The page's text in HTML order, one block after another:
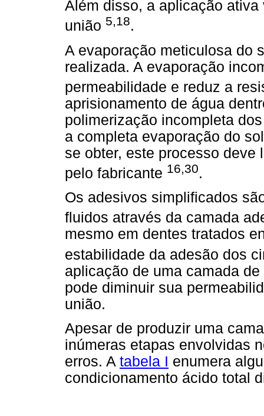
Além disso, a aplicação ativa
união 5,18.
A evaporação meticulosa do
realizada. A evaporação
permeabilidade e reduz a
aprisionamento de água
polimerização incompleta
a completa evaporação do
se obter, este processo deve
pelo fabricante 16,30.
Os adesivos simplificados
fluidos através da camada
mesmo em dentes tratados
estabilidade da adesão dos
aplicação de uma camada
pode diminuir sua
união.
Apesar de produzir uma
inúmeras etapas envolvidas
erros. A tabela I enumera
condicionamento ácido total